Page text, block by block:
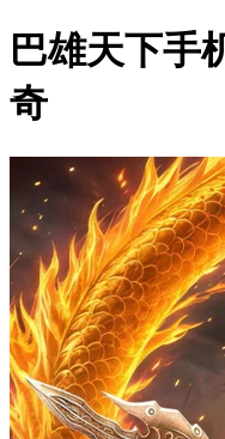
巴雄天下手
奇